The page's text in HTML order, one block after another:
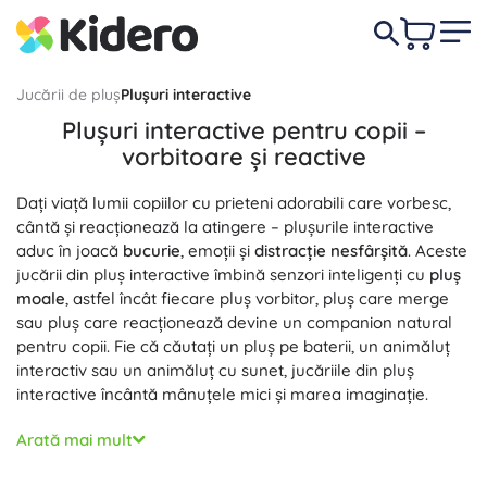
Jucării de plușPlușuri interactive
Plușuri interactive pentru copii –
vorbitoare și reactive
Dați viață lumii copiilor cu prieteni adorabili care vorbesc,
cântă și reacționează la atingere – plușurile interactive
aduc în joacă bucurie, emoții și distracție nesfârșită. Aceste
jucării din pluș interactive îmbină senzori inteligenți cu pluș
moale, astfel încât fiecare pluș vorbitor, pluș care merge
sau pluș care reacționează devine un companion natural
pentru copii. Fie că căutați un pluș pe baterii, un animăluț
interactiv sau un animăluț cu sunet, jucăriile din pluș
interactive încântă mânuțele mici și marea imaginație.
Senzorii tactili și de mișcare asigură că jucăriile
reacționează la mângâiere, voce și bătăi din palme. Un pluș
Arată mai mult